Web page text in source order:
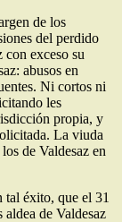
de los
del perdido
exceso su
abusos en
Ni cortos ni
les
propia, y
La viuda
de Valdesaz en
tal éxito, que el 31
aldea de Valdesaz